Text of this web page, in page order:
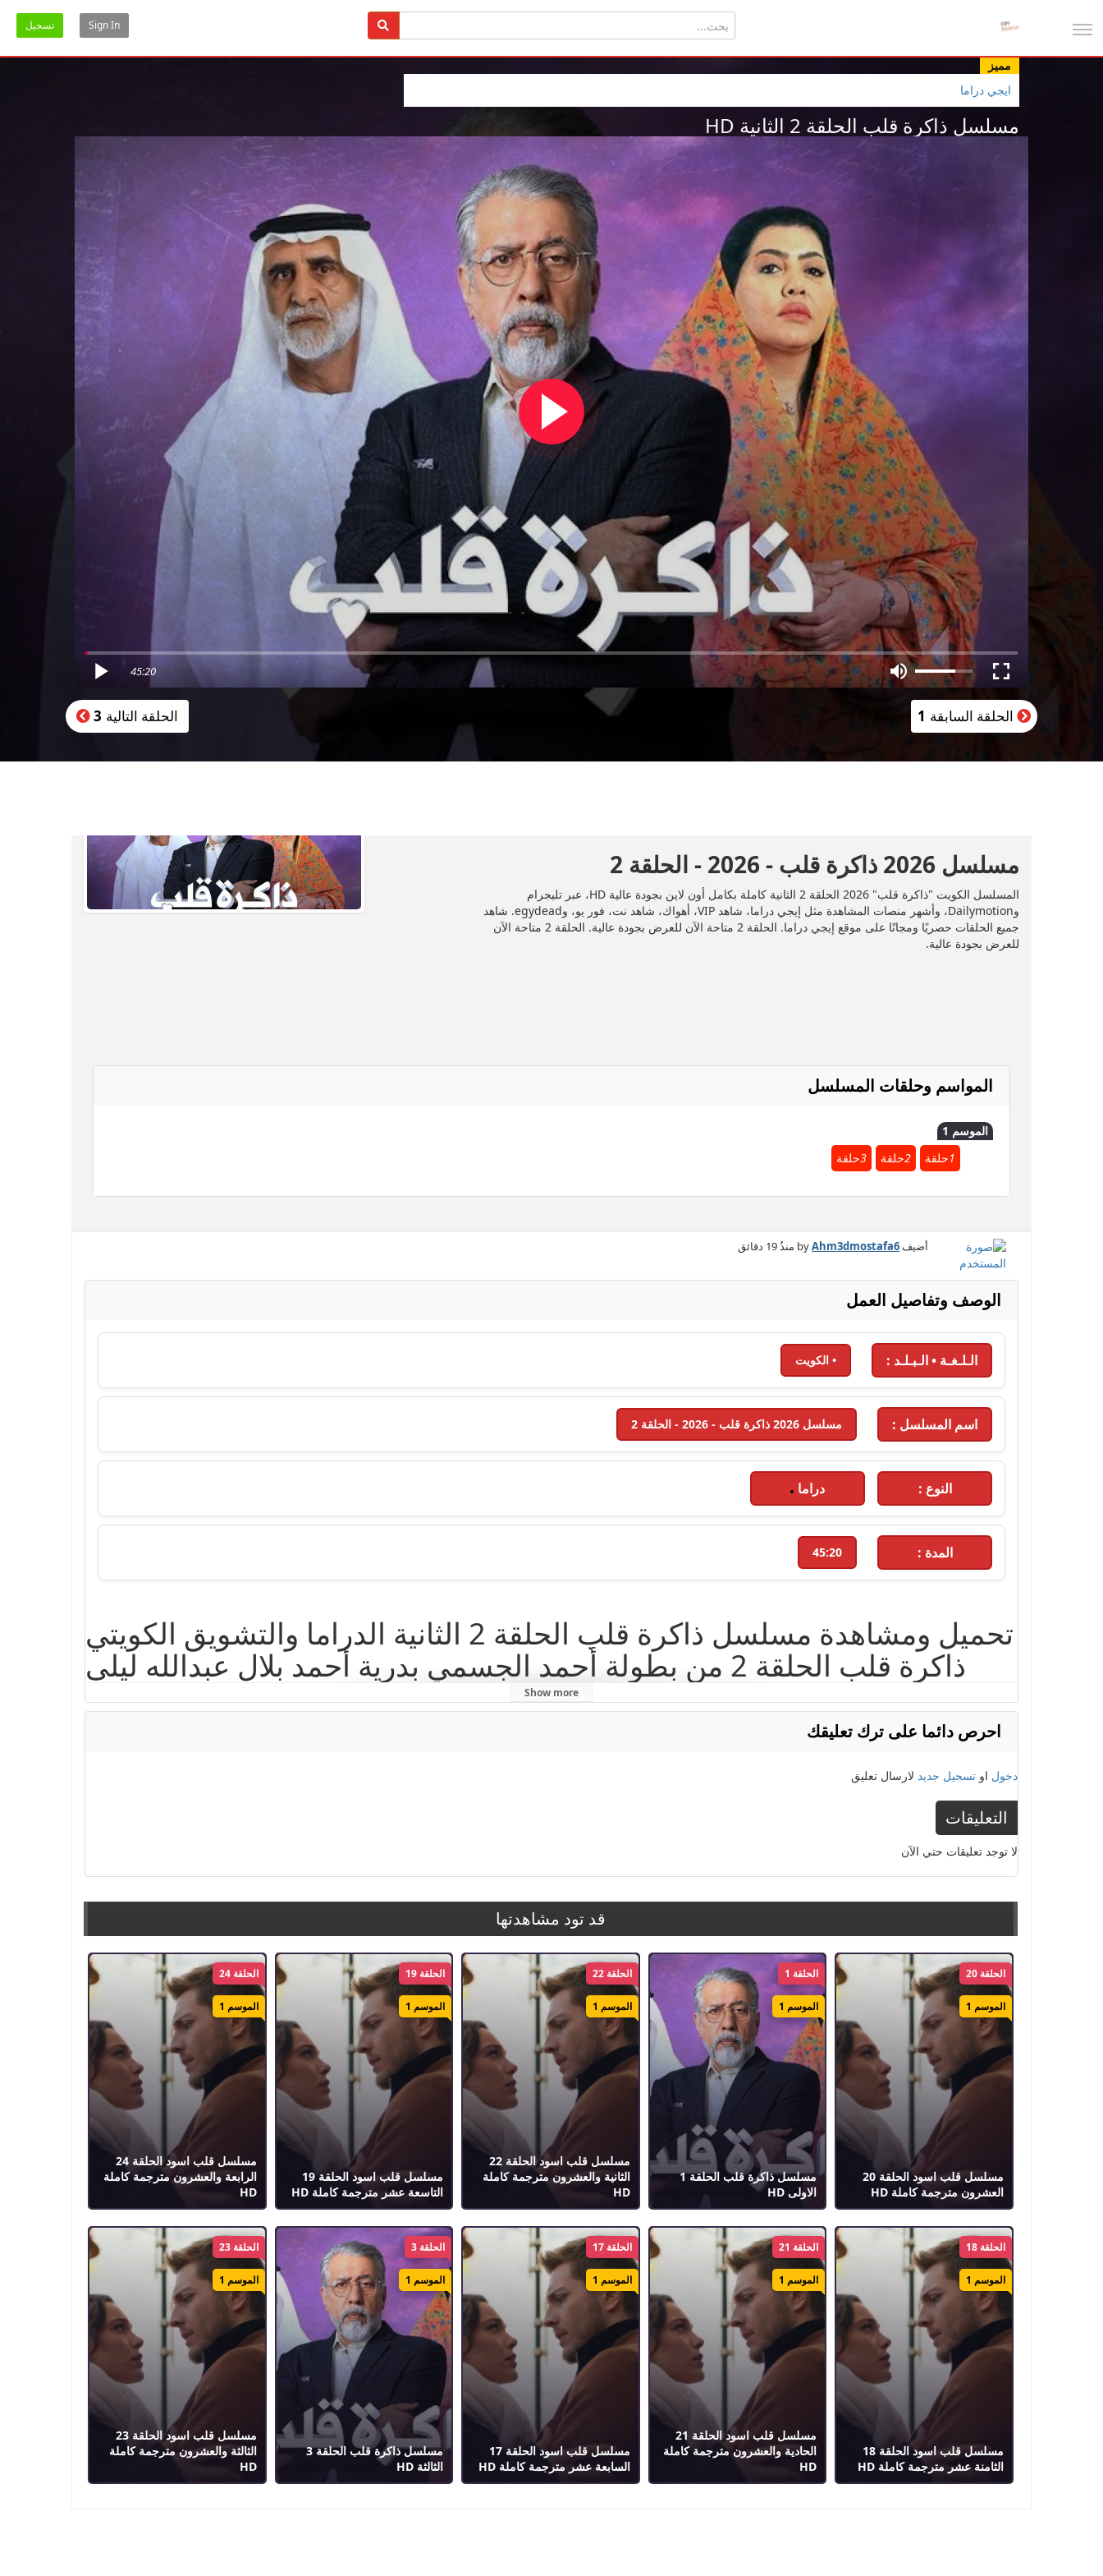
Sign In تسجيل
مميز
ايجي دراما
مسلسل ذاكرة قلب الحلقة 2 الثانية HD
45:20
الحلقة السابقة 1 الحلقة التالية 3
مسلسل 2026 ذاكرة قلب - 2026 - الحلقة 2
المسلسل الكويت "ذاكرة قلب" 2026 الحلقة 2 الثانية كاملة بكامل أون لاين بجودة عالية HD، عبر تليجرام
وDailymotion، وأشهر منصات المشاهدة مثل إيجي دراما، شاهد VIP، أهواك، شاهد نت، فور يو، وegydead. شاهد
جميع الحلقات حصريًا ومجانًا على موقع إيجي دراما. الحلقة 2 متاحة الآن للعرض بجودة عالية. الحلقة 2 متاحة الآن
للعرض بجودة عالية.
المواسم وحلقات المسلسل
الموسم 1
1حلقة 2حلقة 3حلقة
أضيف by Ahm3dmostafa6 منذُ19 دقائق
الوصف وتفاصيل العمل
الـلـغـة • الـبـلـد : • الكويت
اسم المسلسل : مسلسل 2026 ذاكرة قلب - 2026 - الحلقة 2
النوع : دراما
المدة : 45:20
تحميل ومشاهدة مسلسل ذاكرة قلب الحلقة 2 الثانية الدراما والتشويق الكويتي
ذاكرة قلب الحلقة 2 من بطولة أحمد الجسمي بدرية أحمد بلال عبدالله ليلى
المقبالي رمضان 2024 دراما مسلسلات رمضان 2024 المثيرة للاهتمام تابعوة
الكلمات الدلالية :
Show more
احرص دائما على ترك تعليقك
دخول او تسجيل جديد لارسال تعليق
التعليقات
لا توجد تعليقات حتي الآن
قد تود مشاهدتها
مسلسل قلب اسود الحلقة 20
العشرون مترجمة كاملة HD
الحلقة 20
الموسم 1
مسلسل ذاكرة قلب الحلقة 1
الاولى HD
الحلقة 1
الموسم 1
مسلسل قلب اسود الحلقة 22
الثانية والعشرون مترجمة كاملة
HD
الحلقة 22
الموسم 1
مسلسل قلب اسود الحلقة 19
التاسعة عشر مترجمة كاملة HD
الحلقة 19
الموسم 1
مسلسل قلب اسود الحلقة 24
الرابعة والعشرون مترجمة كاملة
HD
الحلقة 24
الموسم 1
مسلسل قلب اسود الحلقة 18
الثامنة عشر مترجمة كاملة HD
الحلقة 18
الموسم 1
مسلسل قلب اسود الحلقة 21
الحادية والعشرون مترجمة كاملة
HD
الحلقة 21
الموسم 1
مسلسل قلب اسود الحلقة 17
السابعة عشر مترجمة كاملة HD
الحلقة 17
الموسم 1
مسلسل ذاكرة قلب الحلقة 3
الثالثة HD
الحلقة 3
الموسم 1
مسلسل قلب اسود الحلقة 23
الثالثة والعشرون مترجمة كاملة
HD
الحلقة 23
الموسم 1